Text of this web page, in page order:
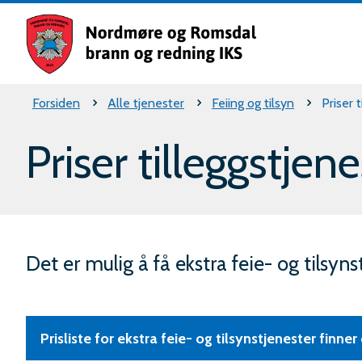
brann
og
Du
her:
Forsiden Alle tjenester Feiing og tilsyn Priser
Priser
Det er mulig å få ekstra feie- og
Prisliste for ekstra feie- og tilsynstjenester finner